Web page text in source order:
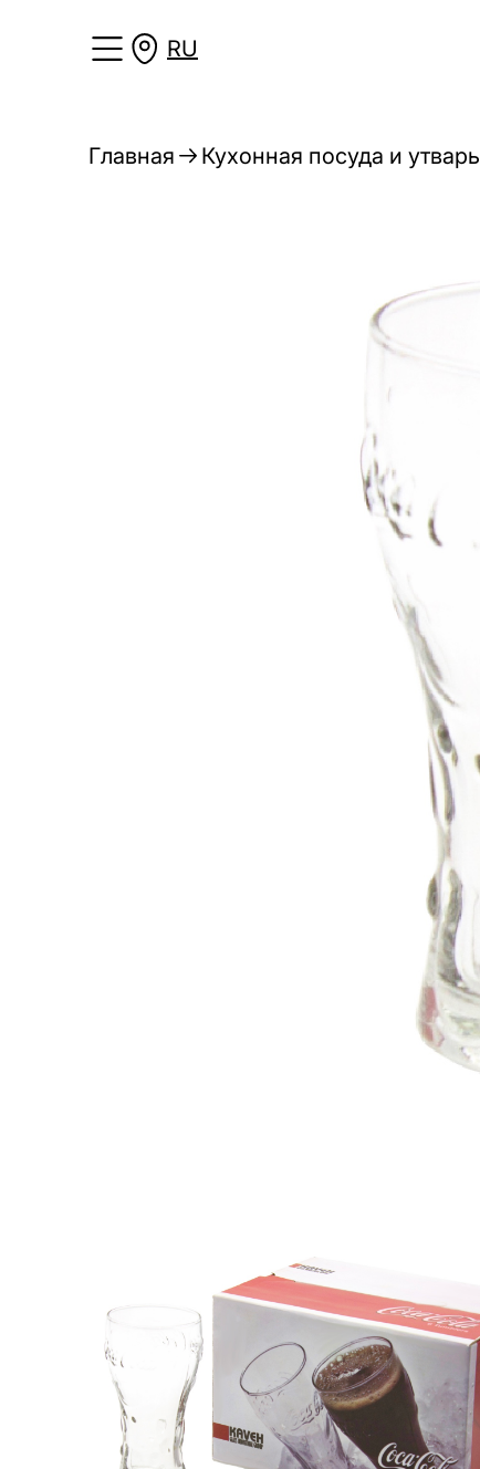
RU
Главная Кухонная посуда и утварь